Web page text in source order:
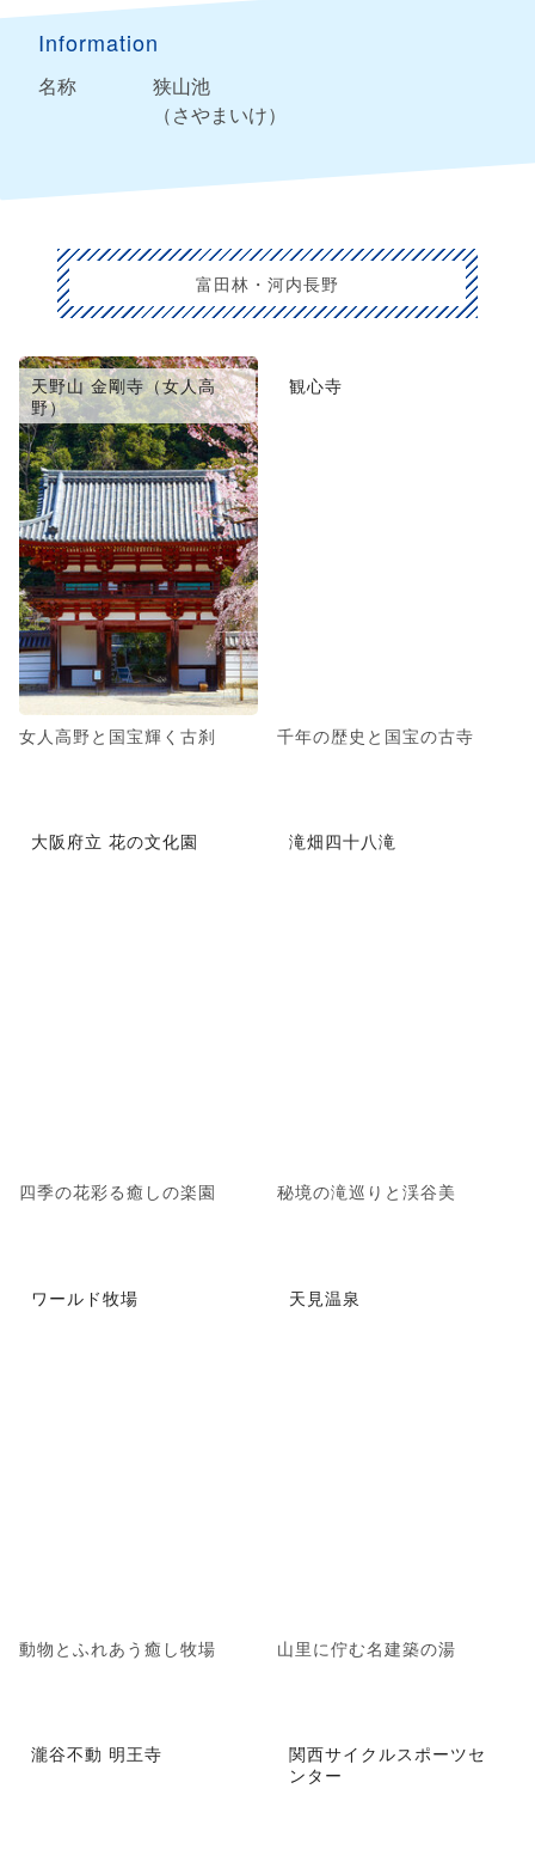
Information
名称
狭山池
（さやまいけ）
富田林・河内長野
天野山 金剛寺（女人高
野）
女人高野と国宝輝く古刹
観心寺
千年の歴史と国宝の古寺
大阪府立 花の文化園
四季の花彩る癒しの楽園
滝畑四十八滝
秘境の滝巡りと渓谷美
ワールド牧場
動物とふれあう癒し牧場
天見温泉
山里に佇む名建築の湯
瀧谷不動 明王寺
関西サイクルスポーツセ
ンター